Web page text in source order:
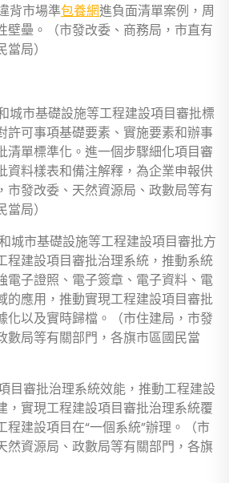
背市場準包養網進負面清單案例，周
壁壘。（市發改委、商務局，市直有
局）
城市基礎設施等工程建設項目審批標
許可事項基礎要素、實施要素和辦事
清單標準化。進一個步驟細化項目審
資料樣表和備注解釋，為企業申報供
市發改委、天然資源局、政數局等有
局）
城市基礎設施等工程建設項目審批方
程建設項目審批治理系統，推動系統
電子證照、電子簽章、電子資料、電
的應用，推動實現工程建設項目審批
化以及實時歸檔。（市住建局，市發
數局等有關部門，各旗市區國民當
目審批治理系統效能，推動工程建設
，實現工程建設項目審批治理系統覆
程建設項目在“一個系統”辦理。（市
然資源局、政數局等有關部門，各旗